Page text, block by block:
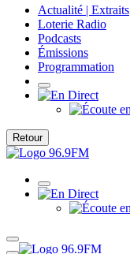
Actualité | Extraits
Loterie Radio
Podcasts
Émissions
Programmation
Retour